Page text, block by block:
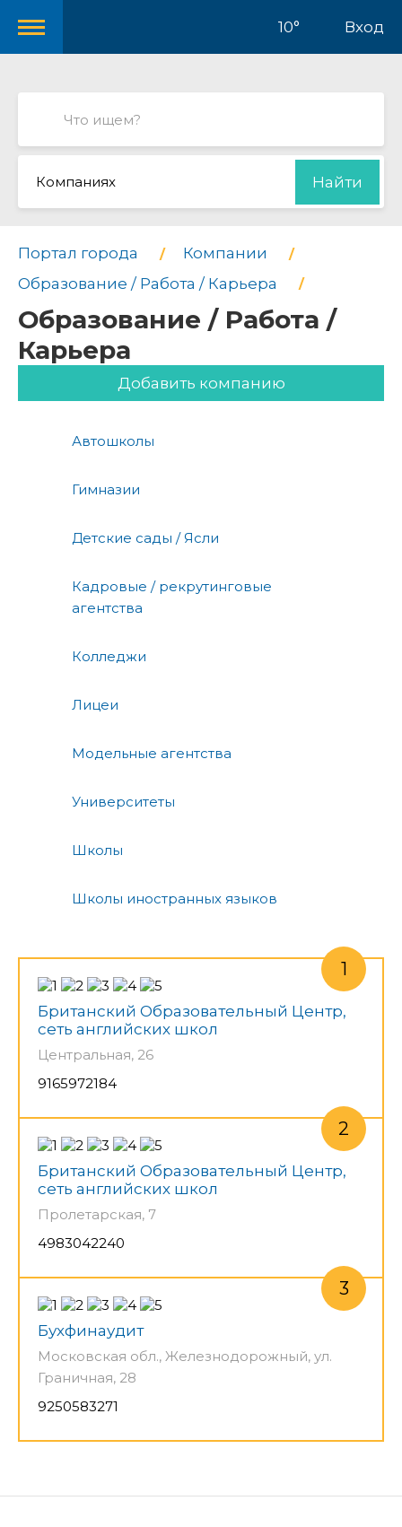
10° Вход
Компаниях Найти
Портал города
Компании
Образование / Работа / Карьера
Образование / Работа /
Карьера
Добавить компанию
Автошколы
Гимназии
Детские сады / Ясли
Кадровые / рекрутинговые
агентства
Колледжи
Лицеи
Модельные агентства
Университеты
Школы
Школы иностранных языков
Британский Образовательный Центр,
сеть английских школ
Центральная, 26
9165972184
Британский Образовательный Центр,
сеть английских школ
Пролетарская, 7
4983042240
Бухфинаудит
Московская обл., Железнодорожный, ул.
Граничная, 28
9250583271